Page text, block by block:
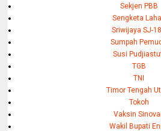
Sekjen PBB
Sengketa
Sriwijaya SJ-
Sumpah
Susi
TGB
TNI
Timor Tengah
Tokoh
Vaksin
Wakil Bupati